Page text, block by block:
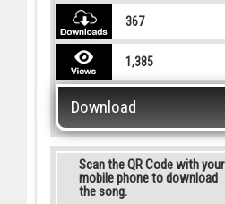
367
1,385
Download
Scan the QR Code with your
mobile phone to download
the song.